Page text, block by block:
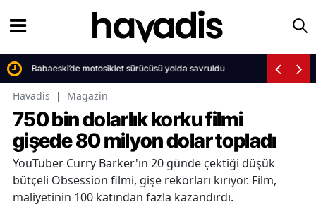
Babaeski’de motosiklet sürücüsü yolda savruldu
Havadis | Magazin
750 bin dolarlık korku filmi
gişede 80 milyon dolar topladı
YouTuber Curry Barker'ın 20 günde çektiği düşük
bütçeli Obsession filmi, gişe rekorları kırıyor. Film,
maliyetinin 100 katından fazla kazandırdı.